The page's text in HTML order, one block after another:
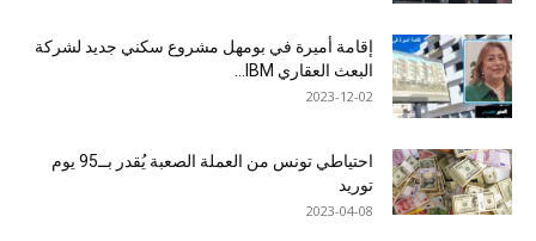
إقامة أميرة في بومهل مشروع سكني جديد لشركة
البعث العقاري IBM...
2023-12-02
احتياطي تونس من العملة الصعبة يُقدر بــ95 يوم
توريد
2023-04-08